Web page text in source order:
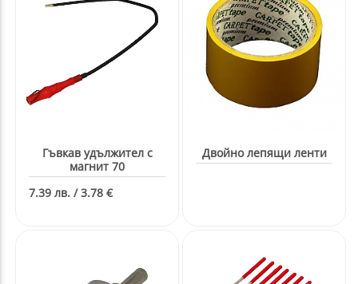
Гъвкав удължител с
магнит 70
7.39 лв. / 3.78 €
Двойно лепящи ленти